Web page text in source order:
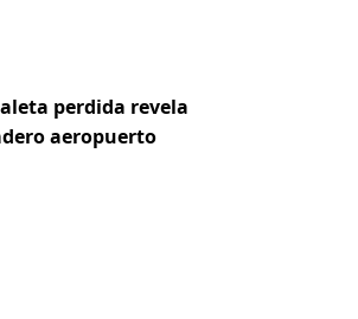
perdida revela
aeropuerto